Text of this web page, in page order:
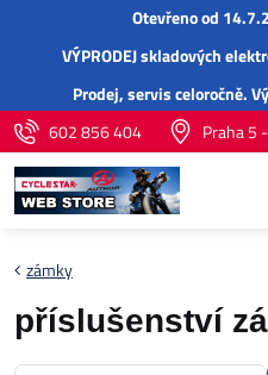
Otevřeno od
VÝPRODEJ skladových
Prodej,servisceloročně.
602 856 404
Praha 5
zámky
příslušenství